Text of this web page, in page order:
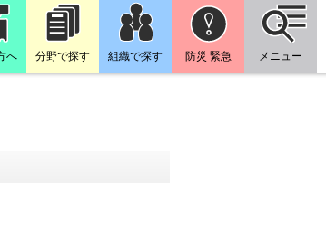
へ 分野で探す 組織で探す 防災 緊急 メニュー